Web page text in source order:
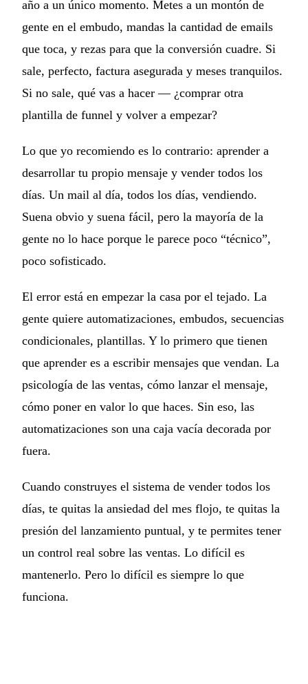
año a un único momento. Metes a un montón de
gente en el embudo, mandas la cantidad de emails
que toca, y rezas para que la conversión cuadre. Si
sale, perfecto, factura asegurada y meses tranquilos.
Si no sale, qué vas a hacer — ¿comprar otra
plantilla de funnel y volver a empezar?
Lo que yo recomiendo es lo contrario: aprender a
desarrollar tu propio mensaje y vender todos los
días. Un mail al día, todos los días, vendiendo.
Suena obvio y suena fácil, pero la mayoría de la
gente no lo hace porque le parece poco “técnico”,
poco sofisticado.
El error está en empezar la casa por el tejado. La
gente quiere automatizaciones, embudos, secuencias
condicionales, plantillas. Y lo primero que tienen
que aprender es a escribir mensajes que vendan. La
psicología de las ventas, cómo lanzar el mensaje,
cómo poner en valor lo que haces. Sin eso, las
automatizaciones son una caja vacía decorada por
fuera.
Cuando construyes el sistema de vender todos los
días, te quitas la ansiedad del mes flojo, te quitas la
presión del lanzamiento puntual, y te permites tener
un control real sobre las ventas. Lo difícil es
mantenerlo. Pero lo difícil es siempre lo que
funciona.